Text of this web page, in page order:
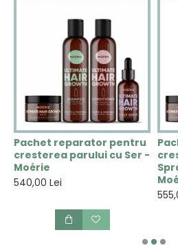
Pachet reparator pentru
cresterea parului cu Ser -
Moérie
540,00 Lei